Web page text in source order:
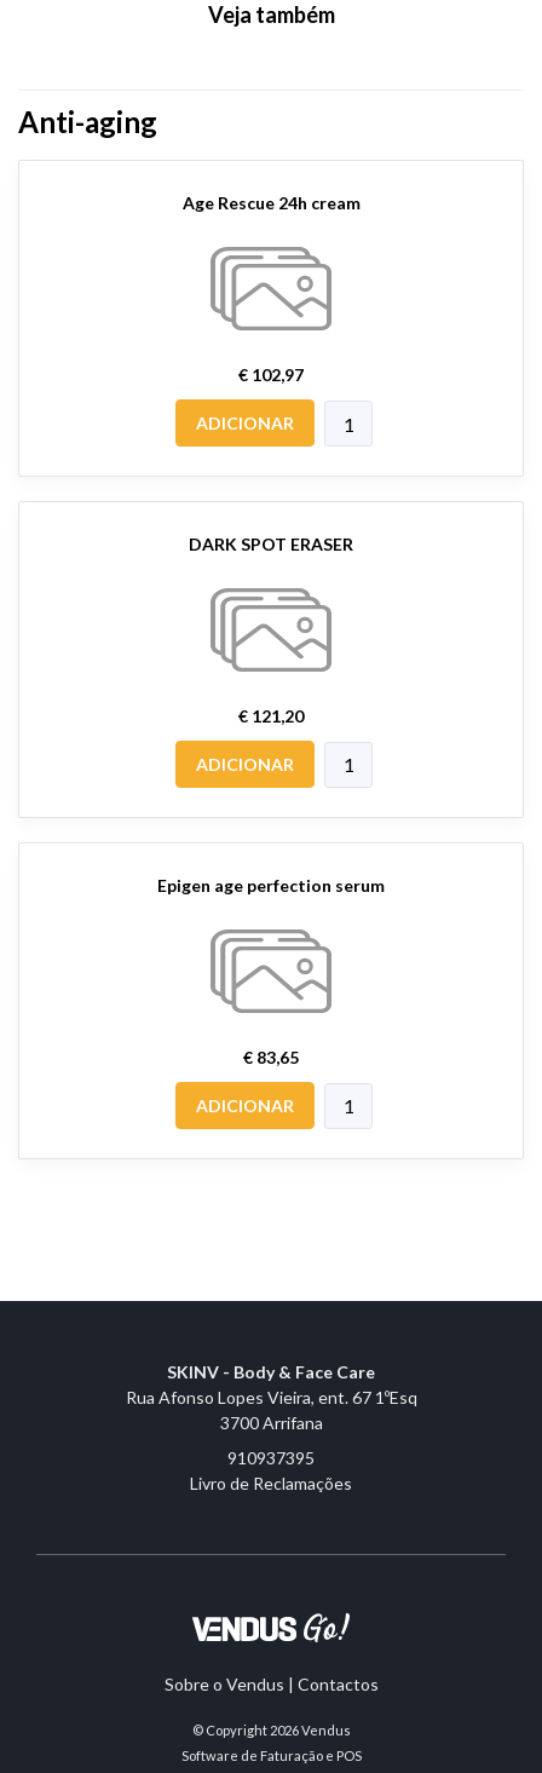
Veja também
Anti-aging
Age Rescue 24h cream
€ 102,97
ADICIONAR
DARK SPOT ERASER
€ 121,20
ADICIONAR
Epigen age perfection serum
€ 83,65
ADICIONAR
SKINV - Body & Face Care
Rua Afonso Lopes Vieira, ent. 67 1ºEsq
3700 Arrifana
910937395
Livro de Reclamações
Sobre o Vendus | Contactos
© Copyright 2026Vendus
Software de Faturação e POS